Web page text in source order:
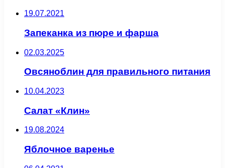
19.07.2021
Запеканка из пюре и фарша
02.03.2025
Овсяноблин для правильного питания
10.04.2023
Салат «Клин»
19.08.2024
Яблочное варенье